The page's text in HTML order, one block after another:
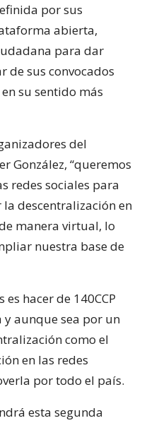
por sus
abierta,
para dar
de sus convocados
su sentido más
del
González, “queremos
redes sociales para
descentralización en
manera virtual, lo
nuestra base de
hacer de 140CCP
y aunque sea por un
como el
en las redes
por todo el país.
esta segunda